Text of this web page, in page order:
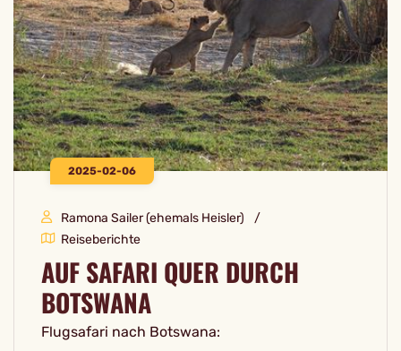
2025-02-06
Ramona Sailer (ehemals Heisler)
Reiseberichte
AUF SAFARI QUER DURCH
BOTSWANA
Flugsafari nach Botswana: